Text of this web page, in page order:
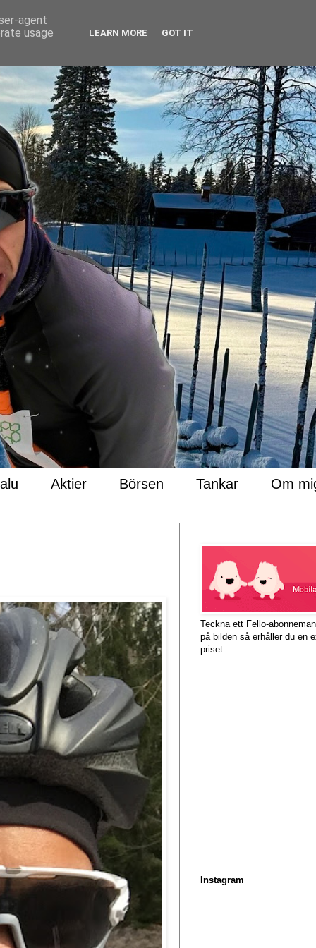
Aktier Börsen Tankar Om
Teckna ett Fello-
på bilden så erhåller du en
priset
Instagram
agent
usage
LEARN MORE GOT IT